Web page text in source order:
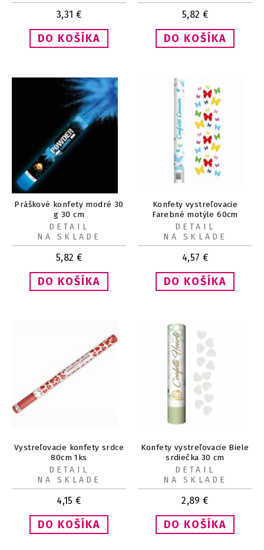
3,31 € 5,82 €
Práškové konfety modré 30
g 30 cm
5,82 €
DETAIL
NA SKLADE
Konfety vystreľovacie
Farebné motýle 60cm
4,57 €
DETAIL
NA SKLADE
Vystreľovacie konfety srdce
80cm 1ks
4,15 €
DETAIL
NA SKLADE
Konfety vystreľovacie Biele
srdiečka 30 cm
2,89 €
DETAIL
NA SKLADE